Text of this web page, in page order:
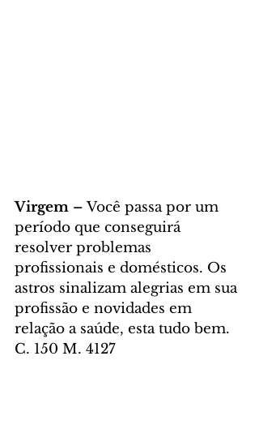
Virgem – Você passa por um
período que conseguirá
resolver problemas
profissionais e domésticos. Os
astros sinalizam alegrias em sua
profissão e novidades em
relação a saúde, esta tudo bem.
C. 150 M. 4127